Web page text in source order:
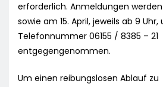
erforderlich. Anmeldungen werden
sowie am 15. April, jeweils ab 9
Telefonnummer 06155 / 8385 – 21
entgegengenommen.
Um einen reibungslosen Ablauf zu